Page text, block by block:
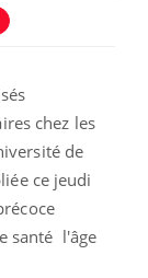
chez les
de
ce jeudi
santé l'âge